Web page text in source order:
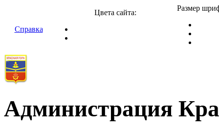
Справка
Цвета сайта:
Размер
Администрация